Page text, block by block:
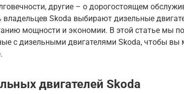
другие – о дорогостоящем
владельцев Skoda выбирают дизельные
мощности и экономии. В этой статье мы
с дизельными двигателями Skoda, чтобы вы
двигателей Skoda